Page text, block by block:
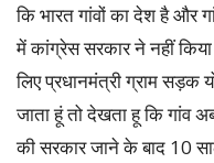
कि भारत गांवों का देश है और
में कांग्रेस सरकार ने नहीं
लिए प्रधानमंत्री ग्राम सड़क
जाता हूं तो देखता हू कि
की सरकार जाने के बाद 10